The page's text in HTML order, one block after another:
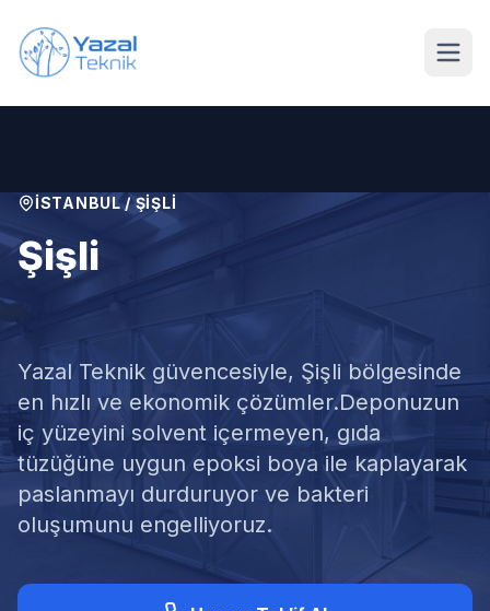
İSTANBUL/ŞIŞLI
Şişli
Su Deposu Epoksi Boya
Yazal Teknik güvencesiyle, Şişli bölgesinde
en hızlı ve ekonomik çözümler.Deponuzun
iç yüzeyini solvent içermeyen, gıda
tüzüğüne uygun epoksi boya ile kaplayarak
paslanmayı durduruyor ve bakteri
oluşumunu engelliyoruz.